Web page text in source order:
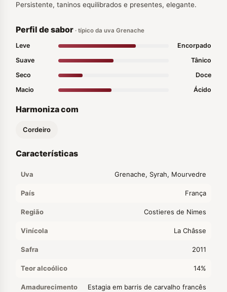
Persistente, taninos equilibrados e presentes, elegante.
Perfil de sabor · típico da uva Grenache
Leve
Encorpado
Suave
Tânico
Seco
Doce
Macio
Ácido
Harmoniza com
Cordeiro
Características
Uva Grenache, Syrah, Mourvedre
País França
Região Costieres de Nimes
Vinícola La Châsse
Safra 2011
Teor alcoólico 14%
Amadurecimento Estagia em barris de carvalho francês